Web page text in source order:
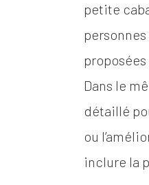
petite
Dans le
détaillé
ou
inclure la